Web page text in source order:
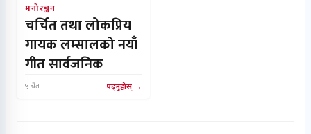
मनोरञ्जन
चर्चित तथा लोकप्रिय
गायक लम्सालको नयाँ
गीत सार्वजनिक
५ चैत पढ्नुहोस्